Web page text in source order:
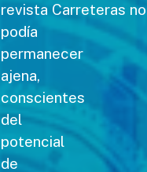
revista Carreteras no
podía
permanecer
ajena,
conscientes
del
potencial
de